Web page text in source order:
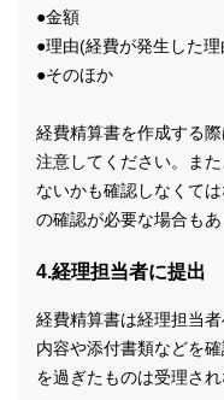
●金額
●理由(経費が発生した理
●そのほか
経費精算書を作成する
注意してください。ま
ないかも確認しなくて
の確認が必要な場合もあ
4.経理担当者に提出
経費精算書は経理担当
内容や添付書類などを
を過ぎたものは受理され